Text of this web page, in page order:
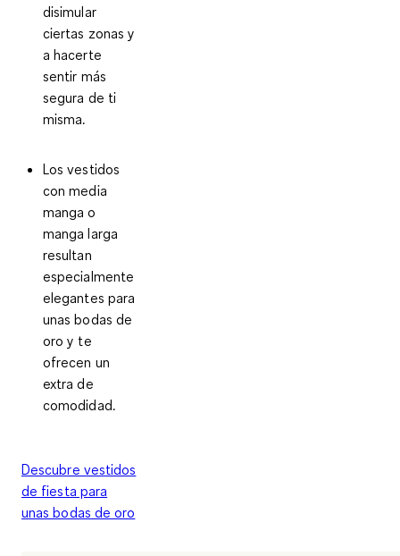
disimular
ciertas zonas y
a hacerte
sentir más
segura de ti
misma.
Los vestidos
con media
manga o
manga larga
resultan
especialmente
elegantes para
unas bodas de
oro y te
ofrecen un
extra de
comodidad.
Descubre vestidos
de fiesta para
unas bodas de oro